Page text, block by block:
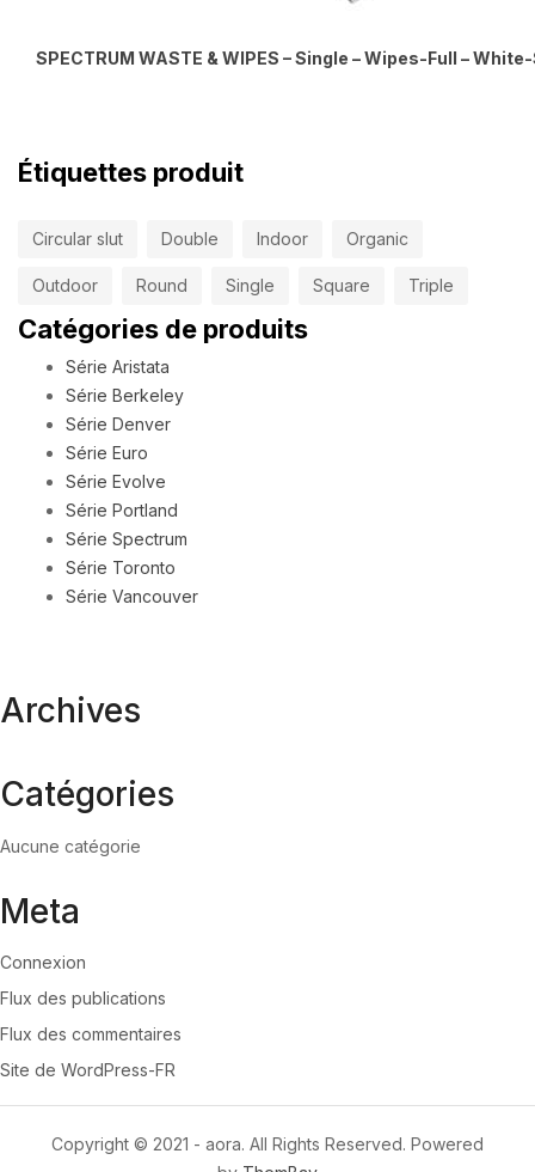
SPECTRUM WASTE & WIPES – Single – Wipes-Full –
Étiquettes produit
Circular slut Double Indoor Organic
Outdoor Round Single Square Triple
Catégories de produits
Série Aristata
Série Berkeley
Série Denver
Série Euro
Série Evolve
Série Portland
Série Spectrum
Série Toronto
Série Vancouver
Archives
Catégories
Aucune catégorie
Meta
Connexion
Flux des publications
Flux des commentaires
Site de WordPress-FR
Copyright © 2021 - aora. All Rights Reserved. Powered